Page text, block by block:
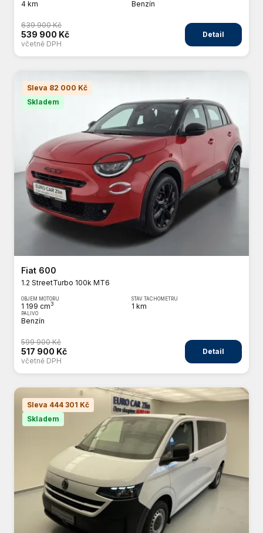
4 km Benzín
639 900 Kč
539 900 Kč
včetně DPH
Detail
Sleva 82 000 Kč
Skladem
Fiat 600
1.2 StreetTurbo 100k MT6
OBJEM MOTORU
1 199 cm3
STAV TACHOMETRU
1 km
PALIVO
Benzín
599 900 Kč
517 900 Kč
včetně DPH
Detail
Sleva 444 301 Kč
Skladem